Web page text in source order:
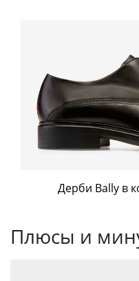
Дерби Bally в
Плюсы и